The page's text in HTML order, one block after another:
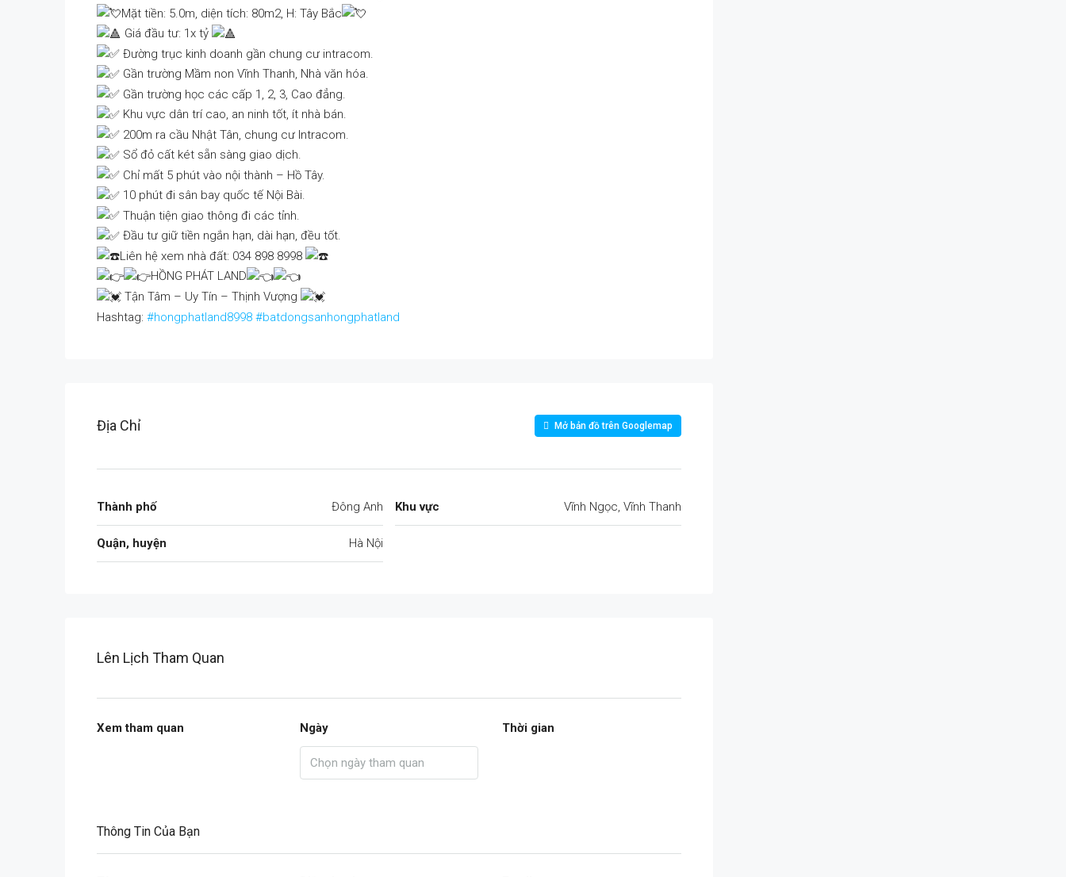
Mặt tiền: 5.0m, diện tích: 80m2, H: Tây Bắc
Giá đầu tư: 1x tỷ
Đường trục kinh doanh gần chung cư intracom.
Gần trường Mầm non Vĩnh Thanh, Nhà văn hóa.
Gần trường học các cấp 1, 2, 3, Cao đẳng.
Khu vực dân trí cao, an ninh tốt, ít nhà bán.
200m ra cầu Nhật Tân, chung cư Intracom.
Sổ đỏ cất két sẵn sàng giao dịch.
Chỉ mất 5 phút vào nội thành – Hồ Tây.
10 phút đi sân bay quốc tế Nội Bài.
Thuận tiện giao thông đi các tỉnh.
Đầu tư giữ tiền ngắn hạn, dài hạn, đều tốt.
Liên hệ xem nhà đất: 034 898 8998
HỒNG PHÁT LAND
Tận Tâm – Uy Tín – Thịnh Vượng
Hashtag: #hongphatland8998 #batdongsanhongphatland
Địa Chỉ Mở bản đồ trên Googlemap
Thành phố Đông Anh
Quận, huyện Hà Nội
Khu vực Vĩnh Ngọc, Vĩnh Thanh
Lên Lịch Tham Quan
Xem tham quan Ngày Thời gian
Thông Tin Của Bạn